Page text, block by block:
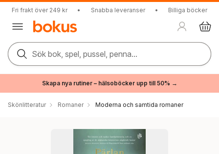
Fri frakt över 249 kr • Snabba leveranser • Billiga böcker
Sök bok, spel, pussel, penna...
Skapa nya rutiner – hälsoböcker upp till 50% →
Skönlitteratur Romaner Moderna och samtida romaner